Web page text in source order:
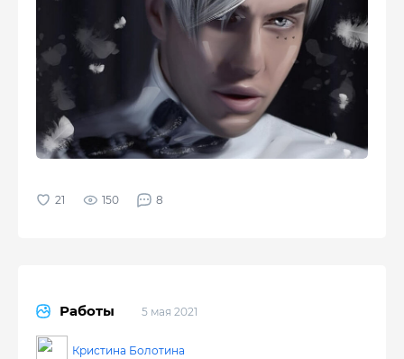
150 8
Работы 5 мая 2021
Кристина Болотина